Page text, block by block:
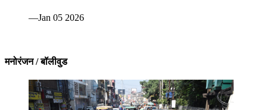
—Jan 05 2026
मनोरंजन / बॉलीवुड